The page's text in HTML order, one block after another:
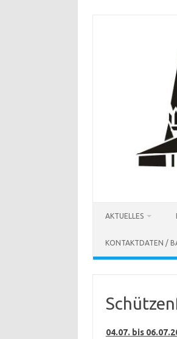
AKTUELLES
KONTAKTDATEN /
04.07. bis